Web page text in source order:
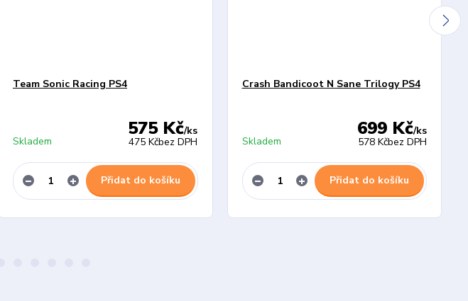
Team Sonic Racing PS4
575 Kč/ks
475 Kčbez DPH
Skladem
Přidat do košíku
Crash Bandicoot N Sane Trilogy PS4
699 Kč/ks
578 Kčbez DPH
Skladem
Přidat do košíku